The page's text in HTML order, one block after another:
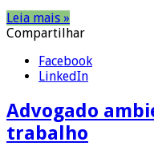
Leia mais »
Compartilhar
Facebook
LinkedIn
Advogado
trabalho